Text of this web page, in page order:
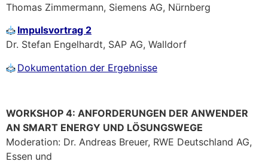
Thomas Zimmermann, Siemens AG, Nürnberg
Impulsvortrag 2
Dr. Stefan Engelhardt, SAP AG, Walldorf
Dokumentation der Ergebnisse
WORKSHOP 4: ANFORDERUNGEN DER ANWENDER
AN SMART ENERGY UND LÖSUNGSWEGE
Moderation: Dr. Andreas Breuer, RWE Deutschland AG,
Essen und